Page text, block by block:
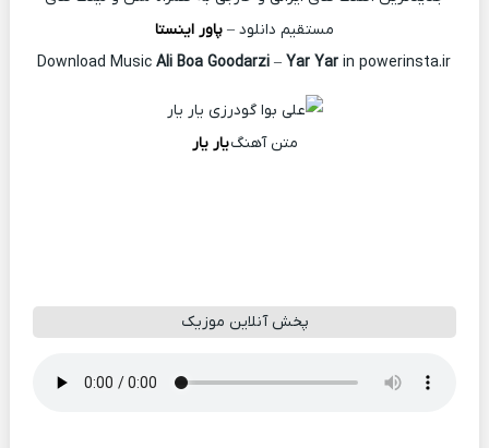
مستقیم دانلود – پاور اینستا
Ali Boa Goodarzi – Yar Yar in powerinsta.ir
متن آهنگیار یار
پخش آنلاین موزیک